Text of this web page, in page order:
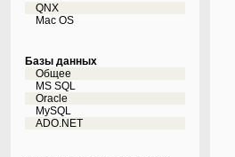
QNX
Mac OS
Базы данных
Общее
MS SQL
Oracle
MySQL
ADO.NET